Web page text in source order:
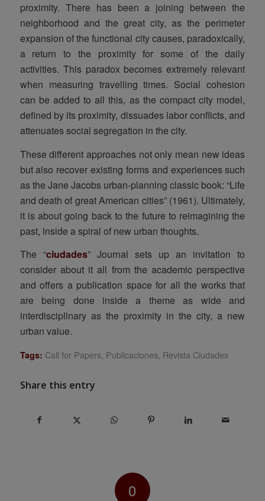
proximity. There has been a joining between the
neighborhood and the great city, as the perimeter
expansion of the functional city causes, paradoxically,
a return to the proximity for some of the daily
activities. This paradox becomes extremely relevant
when measuring travelling times. Social cohesion
can be added to all this, as the compact city model,
defined by its proximity, dissuades labor conflicts, and
attenuates social segregation in the city.
These different approaches not only mean new ideas
but also recover existing forms and experiences such
as the Jane Jacobs urban-planning classic book: “Life
and death of great American cities” (1961). Ultimately,
it is about going back to the future to reimagining the
past, inside a spiral of new urban thoughts.
The “ciudades” Journal sets up an invitation to
consider about it all from the academic perspective
and offers a publication space for all the works that
are being done inside a theme as wide and
interdisciplinary as the proximity in the city, a new
urban value.
Tags: Call for Papers, Publicaciones, Revista Ciudades
Share this entry
0